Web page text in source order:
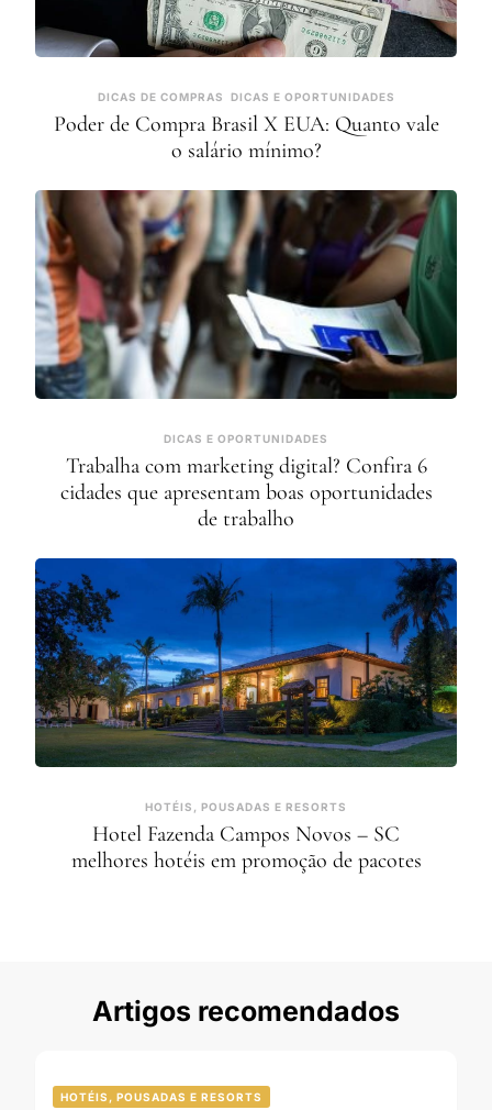
DICAS DE COMPRAS DICAS E OPORTUNIDADES
Poder de Compra Brasil X EUA: Quanto vale
o salário mínimo?
DICAS E OPORTUNIDADES
Trabalha com marketing digital? Confira 6
cidades que apresentam boas oportunidades
de trabalho
HOTÉIS, POUSADAS E RESORTS
Hotel Fazenda Campos Novos – SC
melhores hotéis em promoção de pacotes
Artigos recomendados
HOTÉIS, POUSADAS E RESORTS